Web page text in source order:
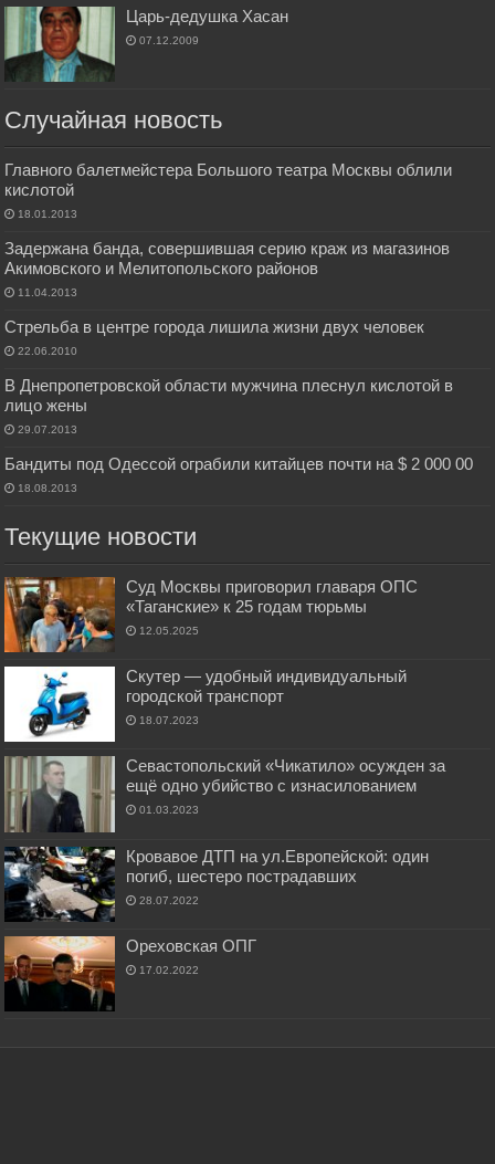
Царь-дедушка Хасан
07.12.2009
Случайная новость
Главного балетмейстера Большого театра Москвы облили
кислотой
18.01.2013
Задержана банда, совершившая серию краж из магазинов
Акимовского и Мелитопольского районов
11.04.2013
Стрельба в центре города лишила жизни двух человек
22.06.2010
В Днепропетровской области мужчина плеснул кислотой в
лицо жены
29.07.2013
Бандиты под Одессой ограбили китайцев почти на $ 2 000 00
18.08.2013
Текущие новости
Суд Москвы приговорил главаря ОПС
«Таганские» к 25 годам тюрьмы
12.05.2025
Скутер — удобный индивидуальный
городской транспорт
18.07.2023
Севастопольский «Чикатило» осужден за
ещё одно убийство с изнасилованием
01.03.2023
Кровавое ДТП на ул.Европейской: один
погиб, шестеро пострадавших
28.07.2022
Ореховская ОПГ
17.02.2022